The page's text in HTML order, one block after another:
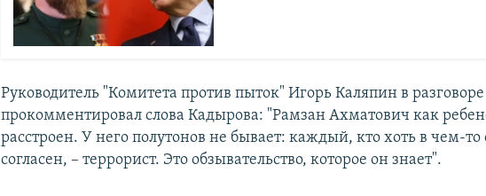
Руководитель "Комитета против пыток" Игорь Каляпин в
прокомментировал слова Кадырова: "Рамзан Ахматович как
расстроен. У него полутонов не бывает: каждый, кто хоть в чем-
согласен, – террорист. Это обзывательство, которое он знает".